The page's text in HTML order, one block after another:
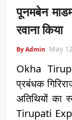
पूनमबेन
रवाना किया
By Admin May
Okha
प्रबंधक
अतिथियों का
Tirupati